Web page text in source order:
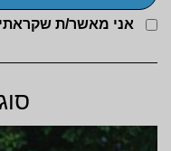
אני מאשר/ת